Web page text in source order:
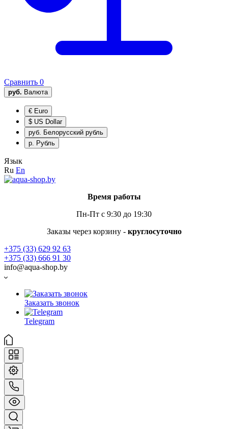
Сравнить 0
руб. Валюта
€ Euro
$ US Dollar
руб. Белорусский рубль
р. Рубль
Язык
Ru En
Время работы
Пн-Пт с 9:30 до 19:30
Заказы через корзину - круглосуточно
+375 (33) 629 92 63
+375 (33) 666 91 30
info@aqua-shop.by
Заказать звонок
Telegram